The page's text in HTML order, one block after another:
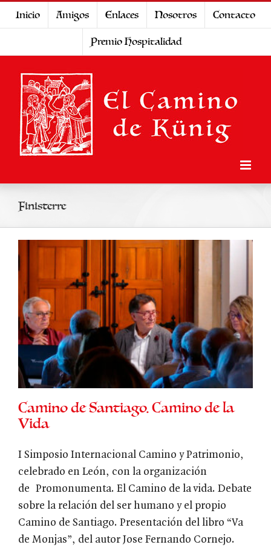
Inicio Amigos Enlaces Nosotros
Contacto
Premio Hospitalidad
Finisterre
Camino de Santiago. Camino de la
Vida
I Simposio Internacional Camino y Patrimonio,
celebrado en León, con la organización
de Promonumenta. El Camino de la vida. Debate
sobre la relación del ser humano y el propio
Camino de Santiago. Presentación del libro “Va
de Monjas”, del autor Jose Fernando Cornejo.